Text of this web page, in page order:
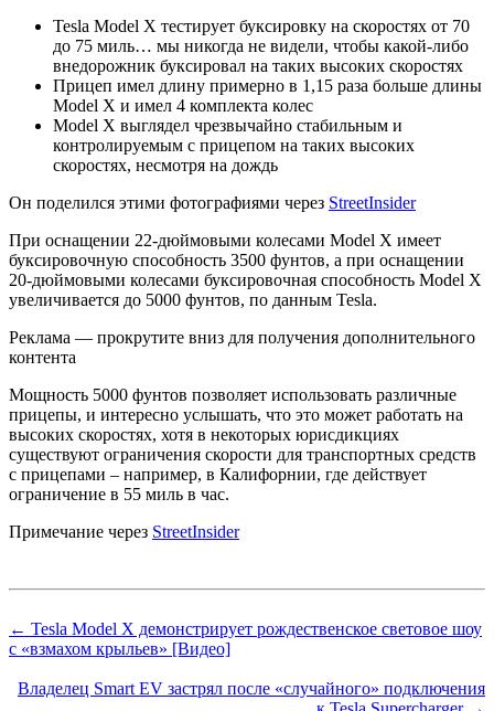
Tesla Model X тестирует буксировку на скоростях от 70
до 75 миль… мы никогда не видели, чтобы какой-либо
внедорожник буксировал на таких высоких скоростях
Прицеп имел длину примерно в 1,15 раза больше длины
Model X и имел 4 комплекта колес
Model X выглядел чрезвычайно стабильным и
контролируемым с прицепом на таких высоких
скоростях, несмотря на дождь
Он поделился этими фотографиями через StreetInsider
При оснащении 22-дюймовыми колесами Model X имеет
буксировочную способность 3500 фунтов, а при оснащении
20-дюймовыми колесами буксировочная способность Model X
увеличивается до 5000 фунтов, по данным Tesla.
Реклама — прокрутите вниз для получения дополнительного
контента
Мощность 5000 фунтов позволяет использовать различные
прицепы, и интересно услышать, что это может работать на
высоких скоростях, хотя в некоторых юрисдикциях
существуют ограничения скорости для транспортных средств
с прицепами – например, в Калифорнии, где действует
ограничение в 55 миль в час.
Примечание через StreetInsider
← Tesla Model X демонстрирует рождественское световое шоу
с «взмахом крыльев» [Видео]
Владелец Smart EV застрял после «случайного» подключения